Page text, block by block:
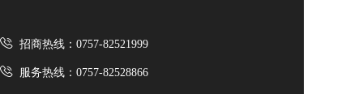
招商热线：0757-82521999
服务热线：0757-82528866